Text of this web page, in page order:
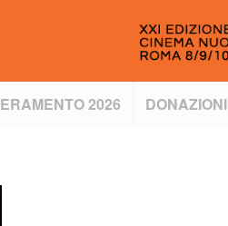
2026 DONAZIONI